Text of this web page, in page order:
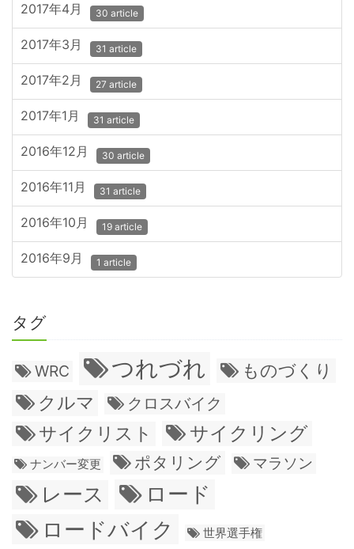
2017年4月 30 article
2017年3月 31 article
2017年2月 27 article
2017年1月 31 article
2016年12月 30 article
2016年11月 31 article
2016年10月 19 article
2016年9月 1 article
タグ
WRC つれづれ ものづくり
クルマ クロスバイク
サイクリスト サイクリング
ナンバー変更 ポタリング マラソン
レース
ロード
ロードバイク
世界選手権